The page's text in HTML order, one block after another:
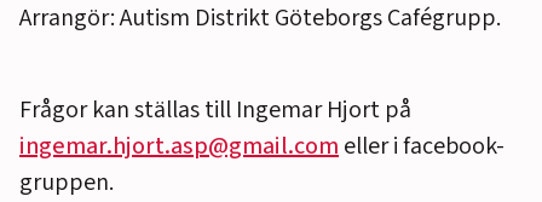
Arrangör: Autism Distrikt Göteborgs Cafégrupp.
Frågor kan ställas till Ingemar Hjort på
ingemar.hjort.asp@gmail.comeller i facebook-
gruppen.